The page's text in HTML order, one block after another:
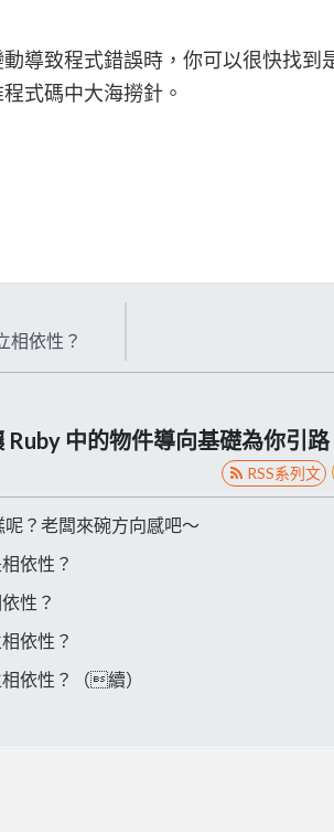
導致程式錯誤時，你可以很快找到
式碼中大海撈針。
相依性？
中的物件導向基礎為你引路
RSS系列文
？老闆來碗方向感吧～
依性？
性？
依性？
依性？（續）